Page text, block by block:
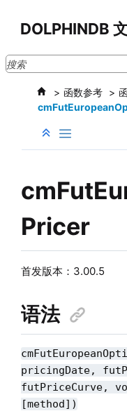
DOLPHINDB
函数参考
Pricer
首发版本：3.00.5
语法
pricingDate,
futPriceCurve,
[method])